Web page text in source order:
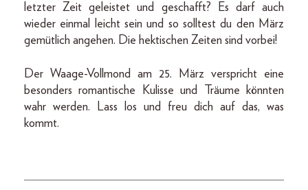
letzter Zeit geleistet und geschafft? Es darf auch
wieder einmal leicht sein und so solltest du den März
gemütlich angehen. Die hektischen Zeiten sind vorbei!
Der Waage-Vollmond am 25. März verspricht eine
besonders romantische Kulisse und Träume könnten
wahr werden. Lass los und freu dich auf das, was
kommt.